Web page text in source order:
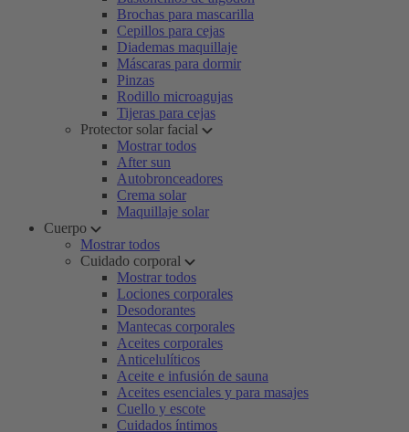
Brochas para mascarilla
Cepillos para cejas
Diademas maquillaje
Máscaras para dormir
Pinzas
Rodillo microagujas
Tijeras para cejas
Protector solar facial
Mostrar todos
After sun
Autobronceadores
Crema solar
Maquillaje solar
Cuerpo
Mostrar todos
Cuidado corporal
Mostrar todos
Lociones corporales
Desodorantes
Mantecas corporales
Aceites corporales
Anticelulíticos
Aceite e infusión de sauna
Aceites esenciales y para masajes
Cuello y escote
Cuidados íntimos